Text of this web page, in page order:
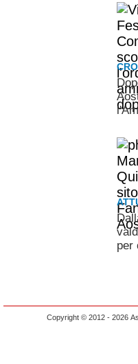
per
Copyright © 2012 - 2026